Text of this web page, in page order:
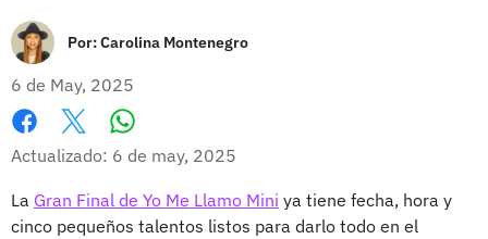
Por:Carolina Montenegro
6 de May, 2025
Facebook
X
Actualizado: 6 de may, 2025
La Gran Final de Yo Me Llamo Mini ya tiene fecha, hora y
cinco pequeños talentos listos para darlo todo en el